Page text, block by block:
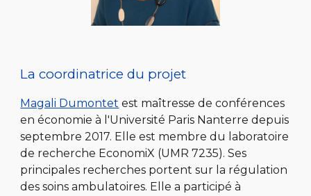
La coordinatrice du projet
Magali Dumontet est maîtresse de conférences
en économie à l'Université Paris Nanterre depuis
septembre 2017. Elle est membre du laboratoire
de recherche EconomiX (UMR 7235). Ses
principales recherches portent sur la régulation
des soins ambulatoires. Elle a participé à